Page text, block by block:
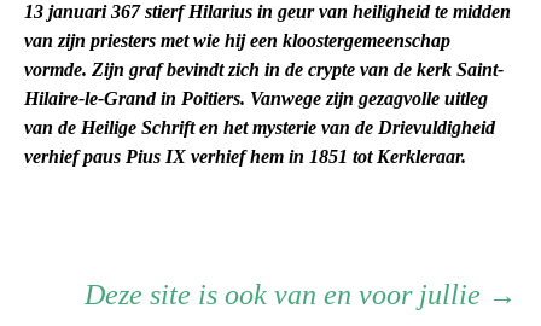
13 januari 367 stierf Hilarius in geur van heiligheid te midden
van zijn priesters met wie hij een kloostergemeenschap
vormde. Zijn graf bevindt zich in de crypte van de kerk Saint-
Hilaire-le-Grand in Poitiers. Vanwege zijn gezagvolle uitleg
van de Heilige Schrift en het mysterie van de Drievuldigheid
verhief paus Pius IX verhief hem in 1851 tot Kerkleraar.
Berichtnavigatie
Deze site is ook van en voor jullie →